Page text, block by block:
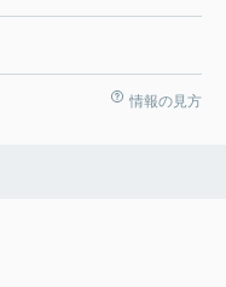
情報の見方